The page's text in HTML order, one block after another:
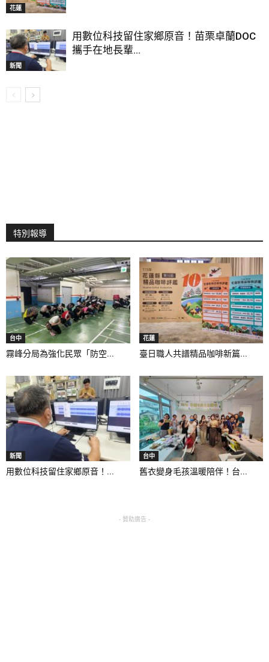
花蓮
新聞
用數位科技留住家鄉原音！苗栗卓蘭DOC
攜手在地長輩...
特別報導
台中
霧峰分局為強化民眾「防空...
花蓮
臺日職人共譜精品咖啡新篇...
新聞
用數位科技留住家鄉原音！...
台中
舊衣變身毛孩溫暖陪伴！台...
- 贊助廣告 -